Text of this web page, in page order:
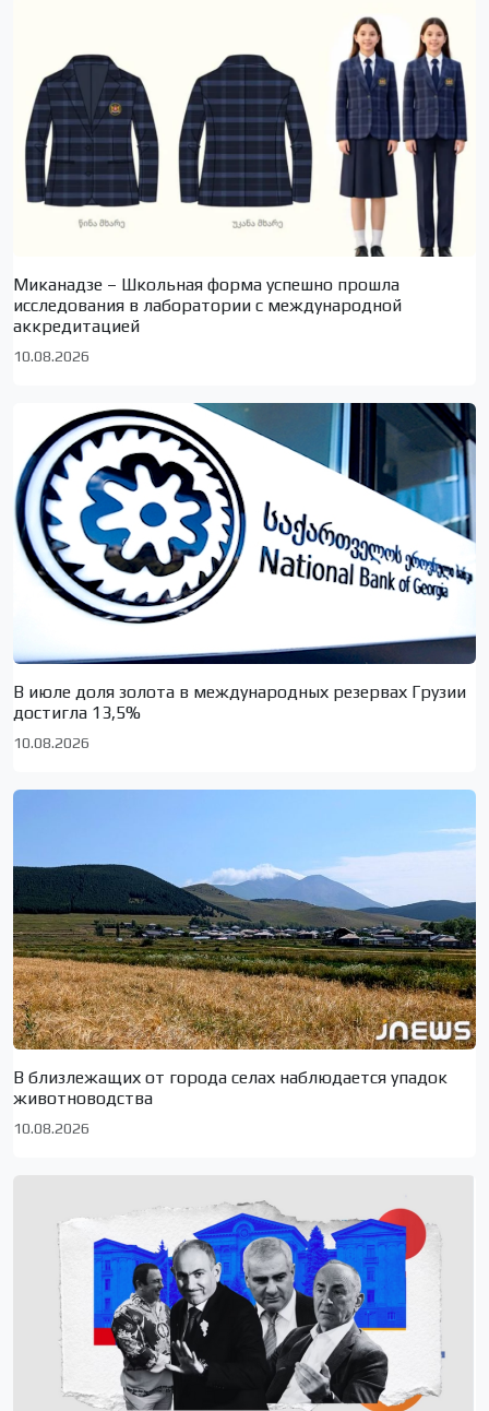
Миканадзе – Школьная форма успешно прошла
исследования в лаборатории с международной
аккредитацией
10.08.2026
В июле доля золота в международных резервах Грузии
достигла 13,5%
10.08.2026
В близлежащих от города селах наблюдается упадок
животноводства
10.08.2026